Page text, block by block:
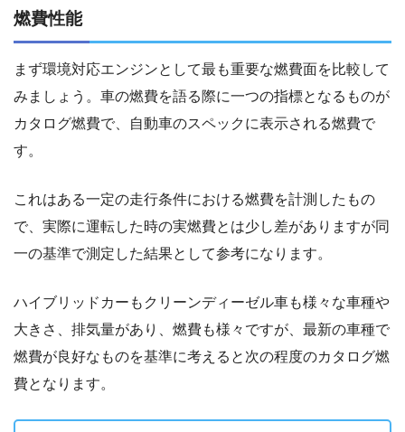
燃費性能
まず環境対応エンジンとして最も重要な燃費面を比較して
みましょう。車の燃費を語る際に一つの指標となるものが
カタログ燃費で、自動車のスペックに表示される燃費で
す。
これはある一定の走行条件における燃費を計測したもの
で、実際に運転した時の実燃費とは少し差がありますが同
一の基準で測定した結果として参考になります。
ハイブリッドカーもクリーンディーゼル車も様々な車種や
大きさ、排気量があり、燃費も様々ですが、最新の車種で
燃費が良好なものを基準に考えると次の程度のカタログ燃
費となります。